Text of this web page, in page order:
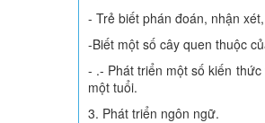
- Trẻ biết phán đoán, nhận
-Biết một số cây quen thuộc
- .- Phát triển một số kiến
một tuổi.
3. Phát triển ngôn ngữ.